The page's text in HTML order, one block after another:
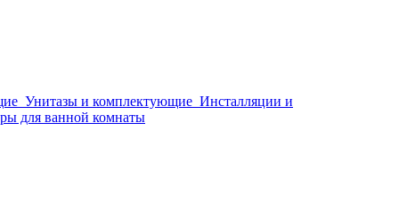
Унитазы и комплектующие Инсталляции и
для ванной комнаты